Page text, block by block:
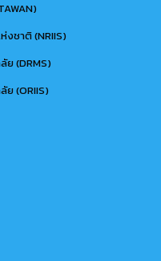
งชาติ (NRIIS)
ย (DRMS)
ย (ORIIS)